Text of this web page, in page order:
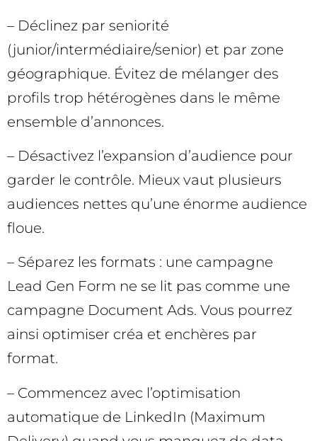
– Déclinez par seniorité
(junior/intermédiaire/senior) et par zone
géographique. Évitez de mélanger des
profils trop hétérogènes dans le même
ensemble d’annonces.
– Désactivez l’expansion d’audience pour
garder le contrôle. Mieux vaut plusieurs
audiences nettes qu’une énorme audience
floue.
– Séparez les formats : une campagne
Lead Gen Form ne se lit pas comme une
campagne Document Ads. Vous pourrez
ainsi optimiser créa et enchères par
format.
– Commencez avec l’optimisation
automatique de LinkedIn (Maximum